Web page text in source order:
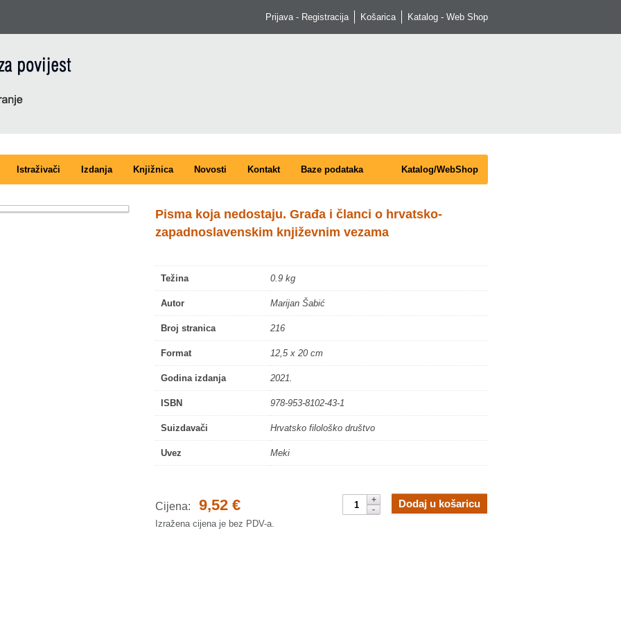
Prijava - Registracija Košarica Katalog - Web Shop
Istraživači Izdanja Knjižnica Novosti Kontakt Baze podataka Katalog/WebShop
Pisma koja nedostaju. Građa i članci o hrvatsko-
zapadnoslavenskim književnim vezama
Težina 0.9 kg
Autor Marijan Šabić
Broj stranica 216
Format 12,5 x 20 cm
Godina izdanja 2021.
ISBN 978-953-8102-43-1
Suizdavači Hrvatsko filološko društvo
Uvez Meki
Cijena: 9,52 €
Izražena cijena je bez PDV-a.
Pisma
koja
Dodaj u košaricu